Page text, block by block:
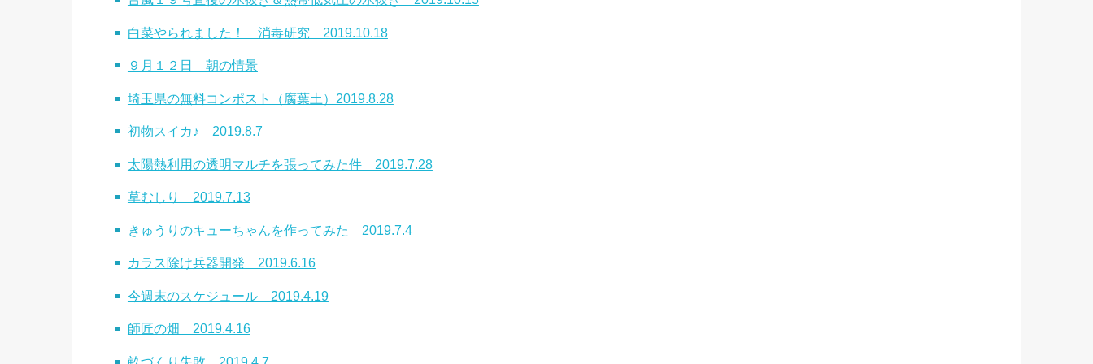
白菜やられました！ 消毒研究 2019.10.18
９月１２日 朝の情景
埼玉県の無料コンポスト（腐葉土）2019.8.28
初物スイカ♪ 2019.8.7
太陽熱利用の透明マルチを張ってみた件 2019.7.28
草むしり 2019.7.13
きゅうりのキューちゃんを作ってみた 2019.7.4
カラス除け兵器開発 2019.6.16
今週末のスケジュール 2019.4.19
師匠の畑 2019.4.16